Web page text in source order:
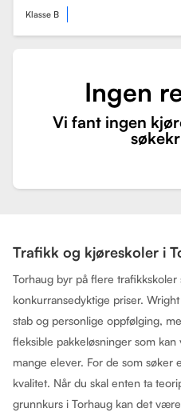
Klasse B
Ingen
Vi fant ingen
Trafikk og kjøreskoler i
Torhaug byr på flere
konkurransedyktige priser.
stab og personlige oppfølging,
fleksible pakkeløsninger som
mange elever. For de som søker
kvalitet. Når du skal enten ta
grunnkurs i Torhaug kan det